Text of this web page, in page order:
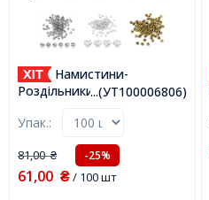
...(УТ100006806)
Намистини-
Роздільники, Сплав, Квітка,
1мм, (УТ100006806)
Упак.:
81,00₴ -25%
61,00 ₴/ 100 шт